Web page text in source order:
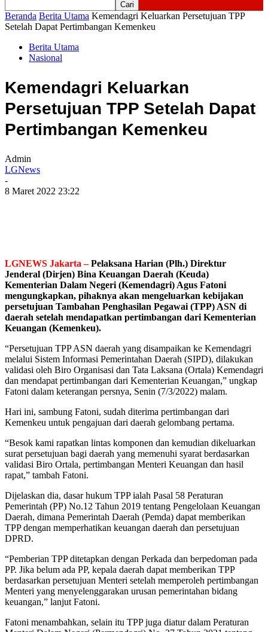
Beranda Berita Utama Kemendagri Keluarkan Persetujuan TPP
Setelah Dapat Pertimbangan Kemenkeu
Berita Utama
Nasional
Kemendagri Keluarkan
Persetujuan TPP Setelah Dapat
Pertimbangan Kemenkeu
Admin
LGNews
-
8 Maret 2022 23:22
LGNEWS Jakarta –Pelaksana Harian (Plh.) Direktur
Jenderal (Dirjen) Bina Keuangan Daerah (Keuda)
Kementerian Dalam Negeri (Kemendagri) Agus Fatoni
mengungkapkan, pihaknya akan mengeluarkan kebijakan
persetujuan Tambahan Penghasilan Pegawai (TPP) ASN di
daerah setelah mendapatkan pertimbangan dari Kementerian
Keuangan (Kemenkeu).
“Persetujuan TPP ASN daerah yang disampaikan ke Kemendagri
melalui Sistem Informasi Pemerintahan Daerah (SIPD), dilakukan
validasi oleh Biro Organisasi dan Tata Laksana (Ortala) Kemendagri
dan mendapat pertimbangan dari Kementerian Keuangan,” ungkap
Fatoni dalam keterangan persnya, Senin (7/3/2022) malam.
Hari ini, sambung Fatoni, sudah diterima pertimbangan dari
Kemenkeu untuk pengajuan dari daerah gelombang pertama.
“Besok kami rapatkan lintas komponen dan kemudian dikeluarkan
surat persetujuan bagi daerah yang memenuhi syarat berdasarkan
validasi Biro Ortala, pertimbangan Menteri Keuangan dan hasil
rapat,” tambah Fatoni.
Dijelaskan dia, dasar hukum TPP ialah Pasal 58 Peraturan
Pemerintah (PP) No.12 Tahun 2019 tentang Pengelolaan Keuangan
Daerah, dimana Pemerintah Daerah (Pemda) dapat memberikan
TPP dengan memperhatikan keuangan daerah dan persetujuan
DPRD.
“Pemberian TPP ditetapkan dengan Perkada dan berpedoman pada
PP. Jika belum ada PP, kepala daerah dapat memberikan TPP
berdasarkan persetujuan Menteri setelah memperoleh pertimbangan
Menteri yang menyelenggarakan urusan pemerintahan bidang
keuangan,” lanjut Fatoni.
Fatoni menambahkan, selain itu TPP juga diatur dalam Peraturan